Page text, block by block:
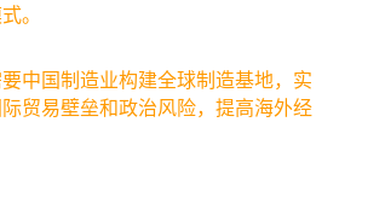
。
中国制造业构建全球制造基地，实
贸易壁垒和政治风险，提高海外经